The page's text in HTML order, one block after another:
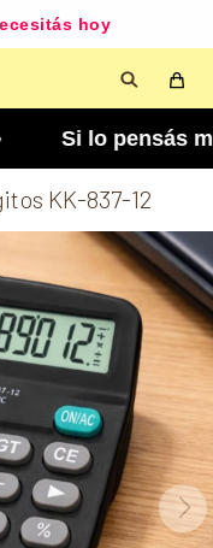
hoy
pensás
KK-837-12